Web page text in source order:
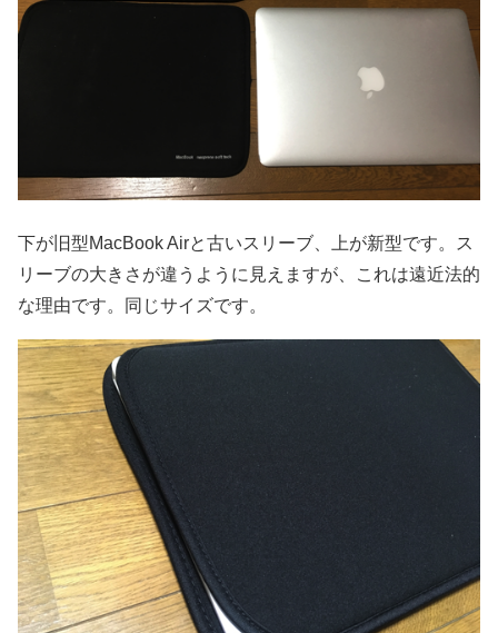
下が旧型MacBook Airと古いスリーブ、上が新型です。ス
リーブの大きさが違うように見えますが、これは遠近法的
な理由です。同じサイズです。